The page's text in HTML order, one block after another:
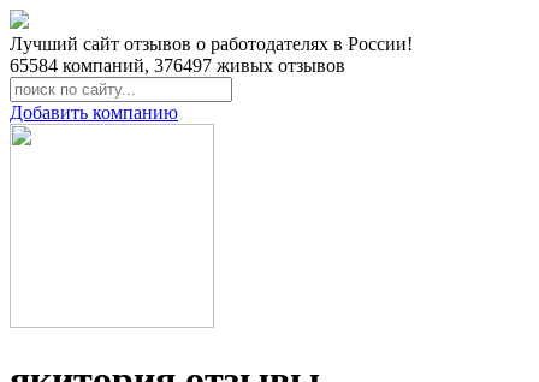
Лучший сайт отзывов о работодателях в России!
65584 компаний, 376497 живых отзывов
Добавить компанию